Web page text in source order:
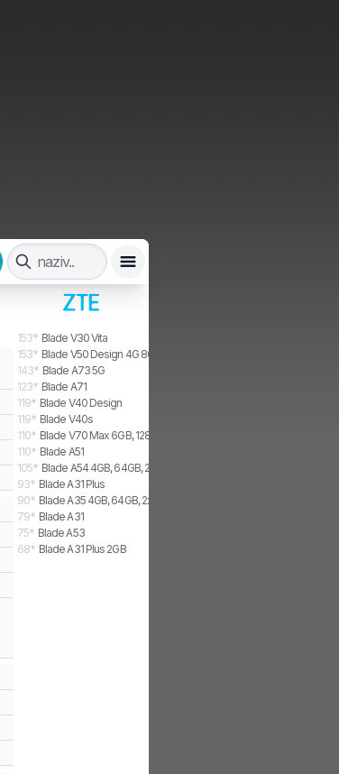
153* Blade V30 Vita
153* Blade V50 Design 4G 8GB, 256GB, 2x SIM
143* Blade A73 5G
123* Blade A71
119* Blade V40 Design
119* Blade V40s
110* Blade V70 Max 6GB, 128GB, 2x SIM
110* Blade A51
105* Blade A54 4GB, 64GB, 2x SIM
93* Blade A31 Plus
90* Blade A35 4GB, 64GB, 2x SIM
79* Blade A31
75* Blade A53
68* Blade A31 Plus 2GB